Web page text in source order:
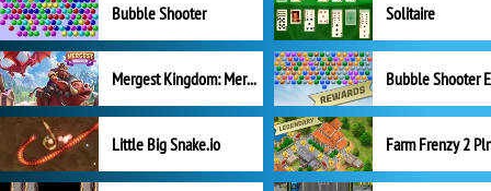
Bubble Shooter Solitaire
Mergest Kingdom: Merge Puzzle
Little Big Snake.io